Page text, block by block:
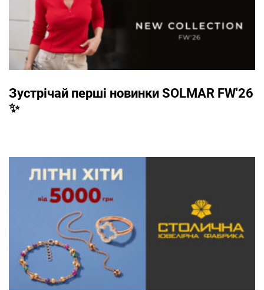
Зустрічай перші новинки SOLMAR FW'26
✨